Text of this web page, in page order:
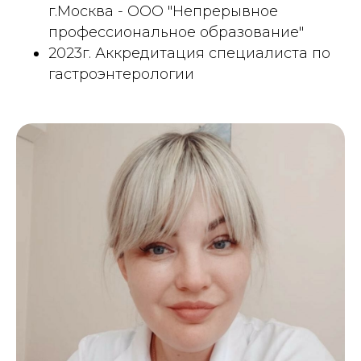
г.Москва - ООО "Непрерывное
профессиональное образование"
2023г. Аккредитация специалиста по
гастроэнтерологии